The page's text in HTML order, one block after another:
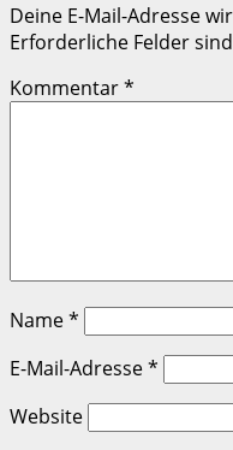
Deine E-Mail-Adresse
Erforderliche Felder
Kommentar*
Name*
E-Mail-Adresse*
Website